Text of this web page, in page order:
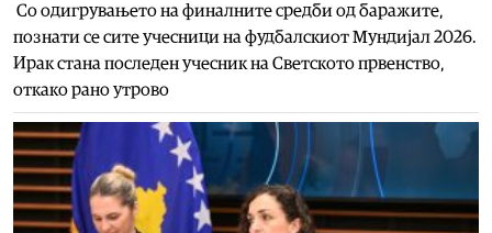
Со одигрувањето на финалните средби од баражите,
познати се сите учесници на фудбалскиот Мундијал 2026.
Ирак стана последен учесник на Светското првенство,
откако рано утрово